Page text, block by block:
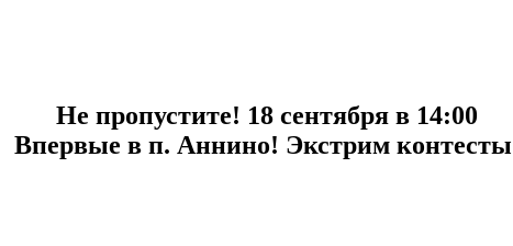
Не пропустите! 18 сентября в 14:00
Впервые в п. Аннино! Экстрим